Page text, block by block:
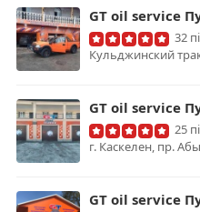
GT oil service
32
Кульджинский
GT oil service
25
г. Каскелен, пр.
GT oil service